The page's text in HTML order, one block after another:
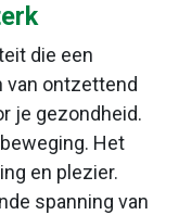
die een
van ontzettend
je gezondheid.
Het
en plezier.
spanning van